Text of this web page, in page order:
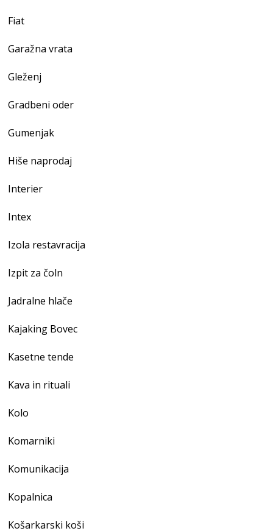
Fiat
Garažna vrata
Gleženj
Gradbeni oder
Gumenjak
Hiše naprodaj
Interier
Intex
Izola restavracija
Izpit za čoln
Jadralne hlače
Kajaking Bovec
Kasetne tende
Kava in rituali
Kolo
Komarniki
Komunikacija
Kopalnica
Košarkarski koši